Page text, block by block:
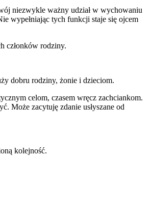
niezwykle ważny udział w wychowaniu
wypełniając tych funkcji staje się ojcem
członków rodziny.
dobru rodziny, żonie i dzieciom.
celom, czasem wręcz zachciankom.
Może zacytuję zdanie usłyszane od
kolejność.